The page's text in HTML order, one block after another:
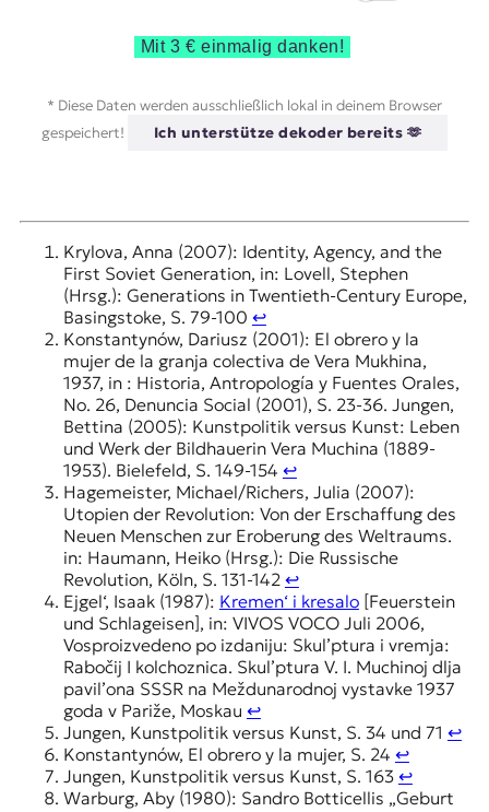
Mit 3 € einmalig danken!
* Diese Daten werden ausschließlich lokal in deinem Browser
gespeichert!
Ich unterstütze dekoder bereits 🫶
Krylova, Anna (2007): Identity, Agency, and the
First Soviet Generation, in: Lovell, Stephen
(Hrsg.): Generations in Twentieth-Century Europe,
Basingstoke, S. 79-100 ↩︎
Konstantynów, Dariusz (2001): El obrero y la
mujer de la granja colectiva de Vera Mukhina,
1937, in : Historia, Antropología y Fuentes Orales,
No. 26, Denuncia Social (2001), S. 23-36. Jungen,
Bettina (2005): Kunstpolitik versus Kunst: Leben
und Werk der Bildhauerin Vera Muchina (1889-
1953). Bielefeld, S. 149-154 ↩︎
Hagemeister, Michael/Richers, Julia (2007):
Utopien der Revolution: Von der Erschaffung des
Neuen Menschen zur Eroberung des Weltraums.
in: Haumann, Heiko (Hrsg.): Die Russische
Revolution, Köln, S. 131-142 ↩︎
Ejgel‘, Isaak (1987): Kremen‘ i kresalo[Feuerstein
und Schlageisen], in: VIVOS VOCO Juli 2006,
Vosproizvedeno po izdaniju: Skul’ptura i vremja:
Rabočij I kolchoznica. Skul’ptura V. I. Muchinoj dlja
pavil’ona SSSR na Meždunarodnoj vystavke 1937
goda v Pariže, Moskau ↩︎
Jungen, Kunstpolitik versus Kunst, S. 34 und 71 ↩︎
Konstantynów, El obrero y la mujer, S. 24 ↩︎
Jungen, Kunstpolitik versus Kunst, S. 163 ↩︎
Warburg, Aby (1980): Sandro Botticellis „Geburt